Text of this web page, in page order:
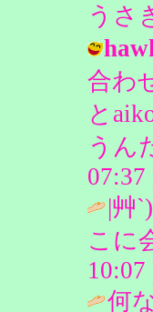
うさ
合わ
と
うん
07:37
|艸
こに
10:07
何